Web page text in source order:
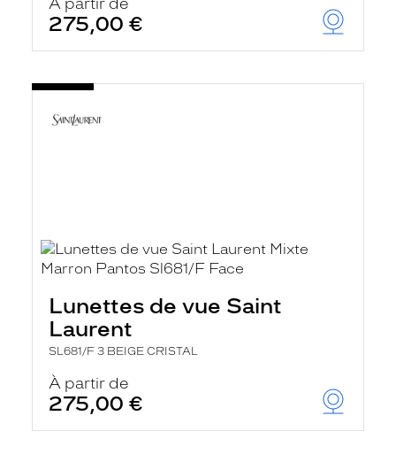
À partir de
275,00 €
Lunettes de vue Saint
Laurent
SL681/F 3 BEIGE CRISTAL
À partir de
275,00 €